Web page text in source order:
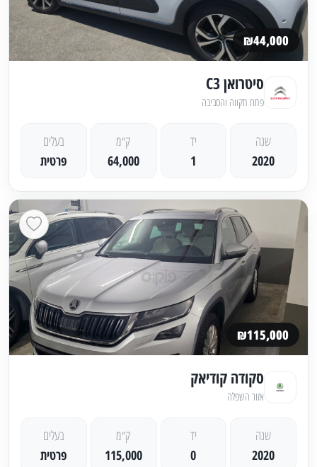
₪44,000
סיטרואן C3
פתח תקווה והסביבה
שנה
2020
יד
1
ק״מ
64,000
בעלים
פרטית
₪115,000
סקודה קודיאק
אזור השפלה
שנה
2020
יד
0
ק״מ
115,000
בעלים
פרטית